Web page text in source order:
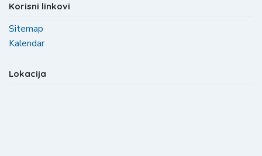
Korisni linkovi
Sitemap
Kalendar
Lokacija